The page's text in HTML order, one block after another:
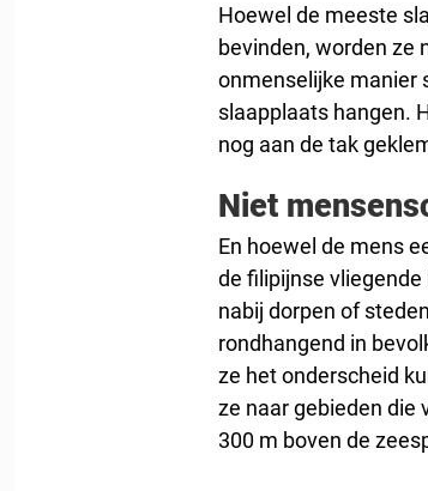
Hoewel de meeste
bevinden, worden ze
onmenselijke manier
slaapplaats hangen.
nog aan de tak
Niet
En hoewel de mens
de filipijnse
nabij dorpen of
rondhangend in
ze het onderscheid
ze naar gebieden die
300 m boven de